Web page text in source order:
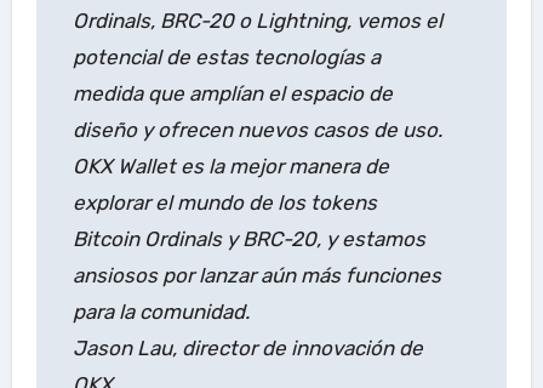
Ordinals, BRC-20 o Lightning, vemos el
potencial de estas tecnologías a
medida que amplían el espacio de
diseño y ofrecen nuevos casos de uso.
OKX Wallet es la mejor manera de
explorar el mundo de los tokens
Bitcoin Ordinals y BRC-20, y estamos
ansiosos por lanzar aún más funciones
para la comunidad.
Jason Lau, director de innovación de